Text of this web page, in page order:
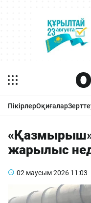
ПікірлерОқиғалар
жарылыс
02 маусым 2026 11:03